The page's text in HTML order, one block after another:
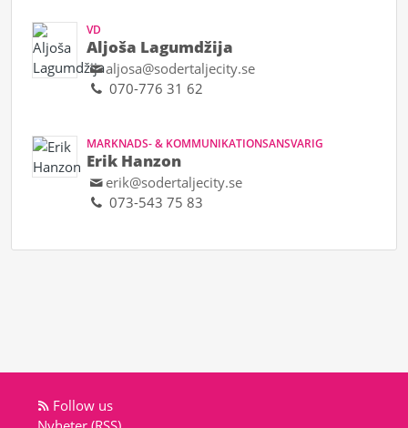
VD
Aljoša Lagumdžija
aljosa@sodertaljecity.se
070-776 31 62
MARKNADS- & KOMMUNIKATIONSANSVARIG
Erik Hanzon
erik@sodertaljecity.se
073-543 75 83
Follow us